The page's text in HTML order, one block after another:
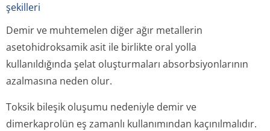
şekilleri
Demir ve muhtemelen diğer ağır metallerin
asetohidroksamik asit ile birlikte oral yolla
kullanıldığında şelat oluşturmaları absorbsiyonlarının
azalmasına neden olur.
Toksik bileşik oluşumu nedeniyle demir ve
dimerkaprolün eş zamanlı kullanımından kaçınılmalıdır.